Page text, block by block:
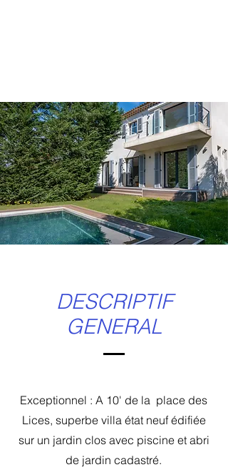
DESCRIPTIF
GENERAL
Exceptionnel : A 10' de la place des
Lices, superbe villa état neuf édifiée
sur un jardin clos avec piscine et abri
de jardin cadastré.